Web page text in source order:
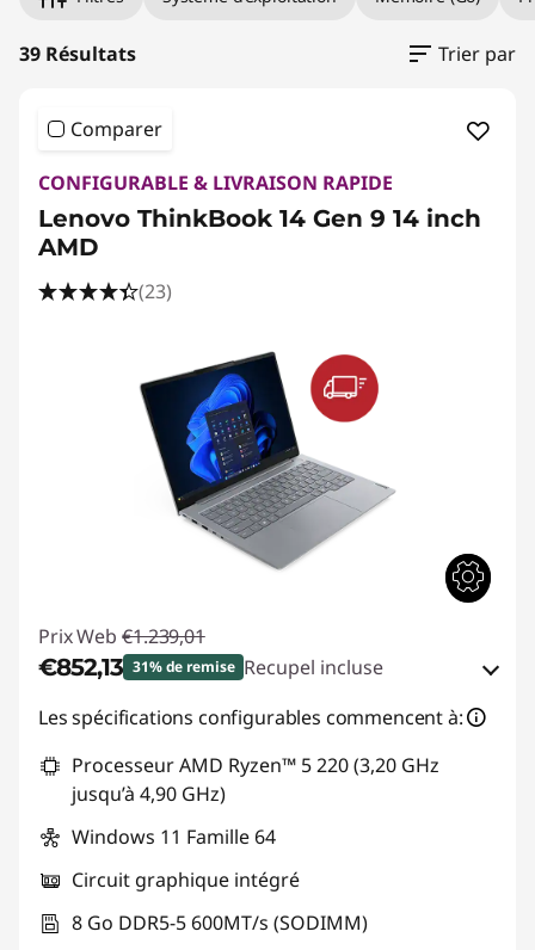
o39 Résultats Trier par
Comparer
CONFIGURABLE & LIVRAISON RAPIDE
Lenovo ThinkBook 14 Gen 9 14 inch
AMD
(23)
Prix Web €1.239,01
€852,13 31% de remise Recupel incluse
Bons de réduction en ligne :-€386,88
Code de réduction :THINKDEAL
Les spécifications configurables commencent à:
Processeur AMD Ryzen™ 5 220 (3,20 GHz
jusqu’à 4,90 GHz)
Windows 11 Famille 64
Circuit graphique intégré
8 Go DDR5-5 600MT/s (SODIMM)